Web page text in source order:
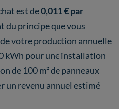
est de0,011 € par
du principe que vous
de votre production annuelle
kWh pour une installation
de 100 m² de panneaux
un revenu annuel estimé